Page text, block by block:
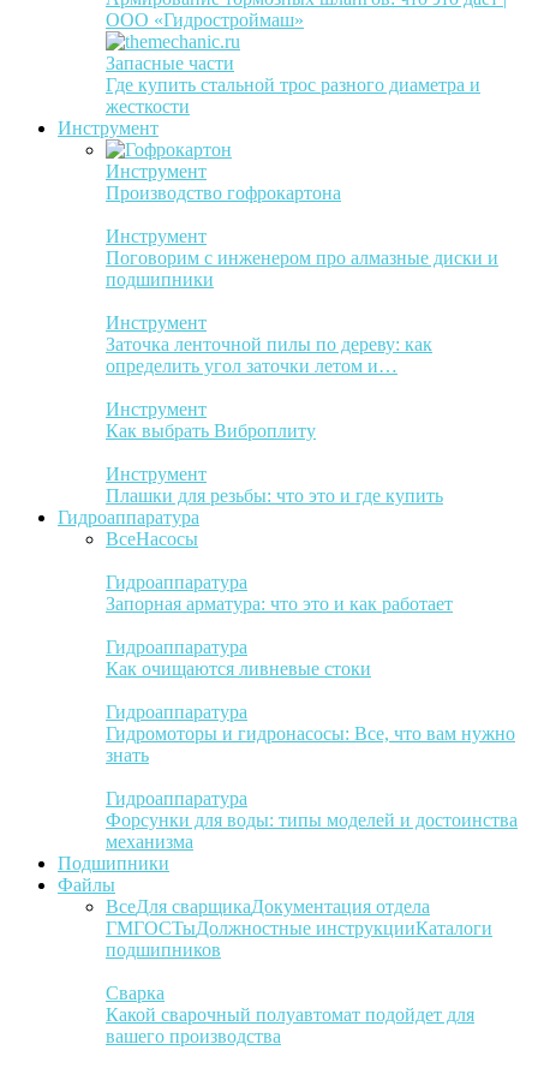
ООО «Гидростроймаш»
Запасные части
Где купить стальной трос разного диаметра и
жесткости
Инструмент
Инструмент
Производство гофрокартона
Инструмент
Поговорим с инженером про алмазные диски и
подшипники
Инструмент
Заточка ленточной пилы по дереву: как
определить угол заточки летом и…
Инструмент
Как выбрать Виброплиту
Инструмент
Плашки для резьбы: что это и где купить
Гидроаппаратура
ВсеНасосы
Гидроаппаратура
Запорная арматура: что это и как работает
Гидроаппаратура
Как очищаются ливневые стоки
Гидроаппаратура
Гидромоторы и гидронасосы: Все, что вам нужно
знать
Гидроаппаратура
Форсунки для воды: типы моделей и достоинства
механизма
Подшипники
Файлы
ВсеДля сварщикаДокументация отдела
ГМГОСТыДолжностные инструкцииКаталоги
подшипников
Сварка
Какой сварочный полуавтомат подойдет для
вашего производства